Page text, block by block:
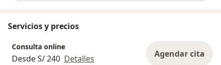
Servicios y precios
Consulta online
Desde S/ 240 Detalles Agendar cita